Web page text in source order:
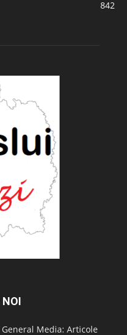
842
NOI
Media: Articole